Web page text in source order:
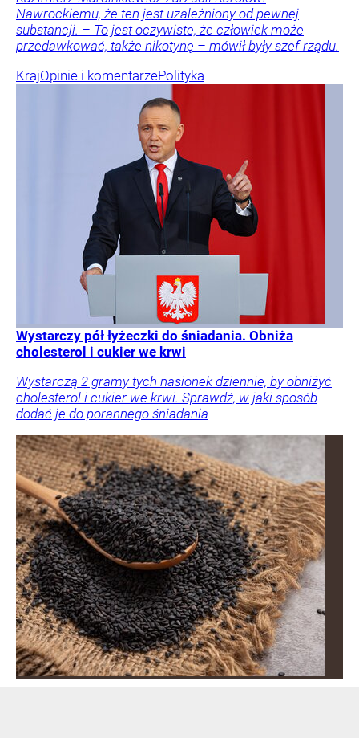
Nawrockiemu, że ten jest uzależniony od pewnej
substancji. – To jest oczywiste, że człowiek może
przedawkować, także nikotynę – mówił były szef rządu.
KrajOpinie i komentarzePolityka
Wystarczy pół łyżeczki do śniadania. Obniża
cholesterol i cukier we krwi
Wystarczą 2 gramy tych nasionek dziennie, by obniżyć
cholesterol i cukier we krwi. Sprawdź, w jaki sposób
dodać je do porannego śniadania